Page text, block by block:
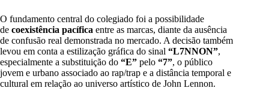
O fundamento central do colegiado foi a possibilidade
de coexistência pacífica entre as marcas, diante da ausência
de confusão real demonstrada no mercado. A decisão também
levou em conta a estilização gráfica do sinal “L7NNON”,
especialmente a substituição do “E” pelo “7”, o público
jovem e urbano associado ao rap/trap e a distância temporal e
cultural em relação ao universo artístico de John Lennon.